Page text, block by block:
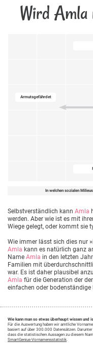
Wird Amla
Armutsgefährdet
In welchen sozialen
Selbstverständlich kann Amla
werden. Aber wie ist es mit
Wiege gelegt, oder kommt sie
Wie immer lässt sich dies nur
Amla kann es natürlich ganz
Name Amla in den letzten
Familien mit
war. Es ist daher plausibel
Amla für die Generation der
einfachen oder
Wie kann man so etwas überhaupt wissen
Für die Auswertung haben wir amtliche
basiert auf über 300.000 Datensätzen.
dass die statistischen Aussagen zu diesem
SmartGenius-Vornamensstatistik.